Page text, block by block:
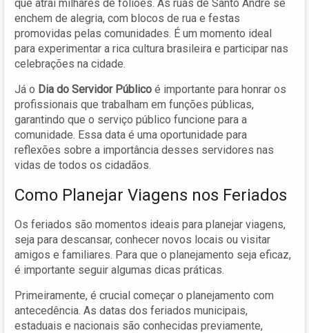
que atrai milhares de foliões. As ruas de Santo André se
enchem de alegria, com blocos de rua e festas
promovidas pelas comunidades. É um momento ideal
para experimentar a rica cultura brasileira e participar nas
celebrações na cidade.
Já o Dia do Servidor Público é importante para honrar os
profissionais que trabalham em funções públicas,
garantindo que o serviço público funcione para a
comunidade. Essa data é uma oportunidade para
reflexões sobre a importância desses servidores nas
vidas de todos os cidadãos.
Como Planejar Viagens nos Feriados
Os feriados são momentos ideais para planejar viagens,
seja para descansar, conhecer novos locais ou visitar
amigos e familiares. Para que o planejamento seja eficaz,
é importante seguir algumas dicas práticas.
Primeiramente, é crucial começar o planejamento com
antecedência. As datas dos feriados municipais,
estaduais e nacionais são conhecidas previamente,